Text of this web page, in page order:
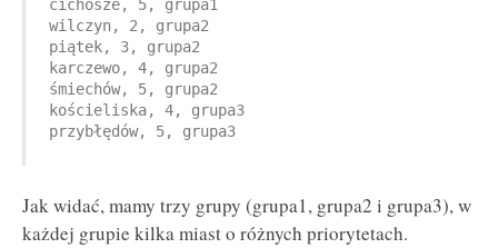
cichosze, 5, grupa1
wilczyn, 2, grupa2
piątek, 3, grupa2
karczewo, 4, grupa2
śmiechów, 5, grupa2
kościeliska, 4, grupa3
przybłędów, 5, grupa3
Jak widać, mamy trzy grupy (grupa1, grupa2 i grupa3), w
każdej grupie kilka miast o różnych priorytetach.